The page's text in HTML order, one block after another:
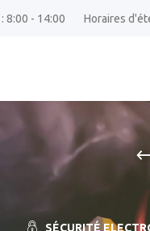
8:00 - 14:00 Horaires
SÉCURITÉ